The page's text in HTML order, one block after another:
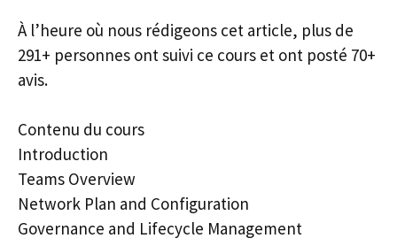
À l’heure où nous rédigeons cet article, plus de
291+ personnes ont suivi ce cours et ont posté 70+
avis.
Contenu du cours
Introduction
Teams Overview
Network Plan and Configuration
Governance and Lifecycle Management